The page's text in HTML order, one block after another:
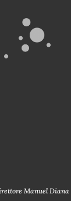
Manuel Diana